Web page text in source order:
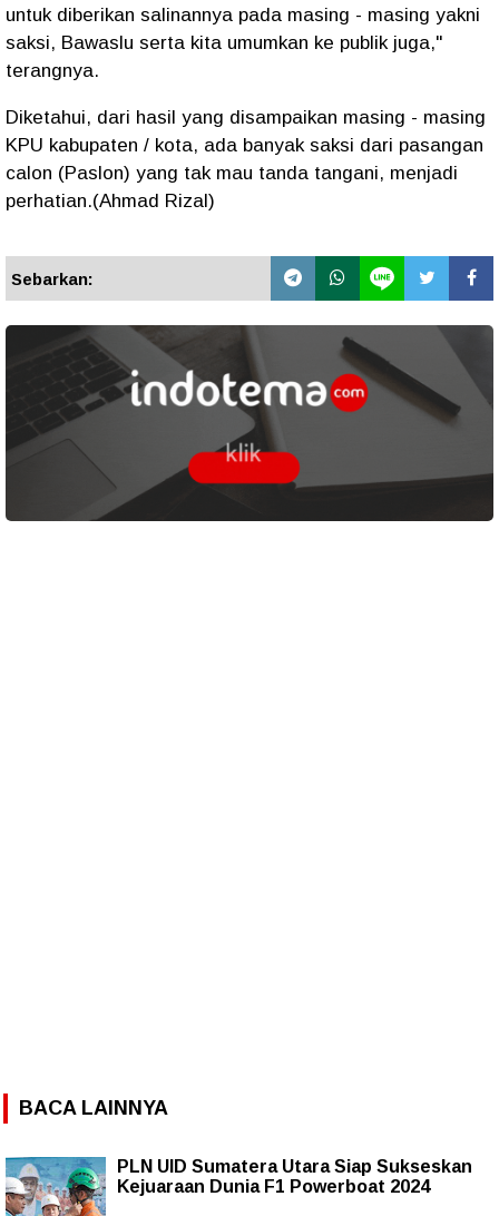
untuk diberikan salinannya pada masing - masing yakni
saksi, Bawaslu serta kita umumkan ke publik juga,"
terangnya.
Diketahui, dari hasil yang disampaikan masing - masing
KPU kabupaten / kota, ada banyak saksi dari pasangan
calon (Paslon) yang tak mau tanda tangani, menjadi
perhatian.(Ahmad Rizal)
Sebarkan:
BACA LAINNYA
PLN UID Sumatera Utara Siap Sukseskan
Kejuaraan Dunia F1 Powerboat 2024